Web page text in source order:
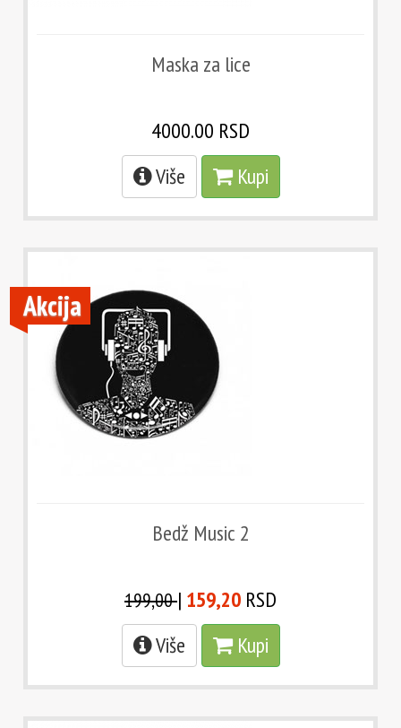
Maska za lice
4000.00 RSD
Više
Kupi
Bedž Music 2
199,00| 159,20 RSD
Više
Kupi
Akcija